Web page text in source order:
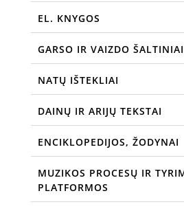
EL. KNYGOS
GARSO IR VAIZDO ŠALTINIAI
NATŲ IŠTEKLIAI
DAINŲ IR ARIJŲ TEKSTAI
ENCIKLOPEDIJOS, ŽODYNAI
MUZIKOS PROCESŲ IR
PLATFORMOS